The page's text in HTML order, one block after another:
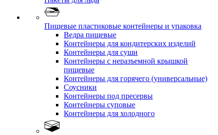
Пищевые пластиковые контейнеры и упаковка
Ведра пищевые
Контейнеры для кондитерских изделий
Контейнеры для суши
Контейнеры с неразъемной крышкой
пищевые
Контейнеры для горячего (универсальные)
Соусники
Контейнеры под пресервы
Контейнеры суповые
Контейнеры для холодного